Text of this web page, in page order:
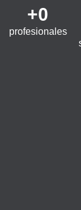
profesionales
+0